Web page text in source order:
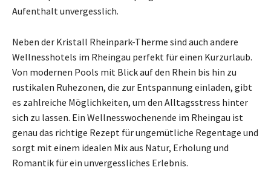
Aufenthalt unvergesslich.
Neben der Kristall Rheinpark-Therme sind auch andere
Wellnesshotels im Rheingau perfekt für einen Kurzurlaub.
Von modernen Pools mit Blick auf den Rhein bis hin zu
rustikalen Ruhezonen, die zur Entspannung einladen, gibt
es zahlreiche Möglichkeiten, um den Alltagsstress hinter
sich zu lassen. Ein Wellnesswochenende im Rheingau ist
genau das richtige Rezept für ungemütliche Regentage und
sorgt mit einem idealen Mix aus Natur, Erholung und
Romantik für ein unvergessliches Erlebnis.